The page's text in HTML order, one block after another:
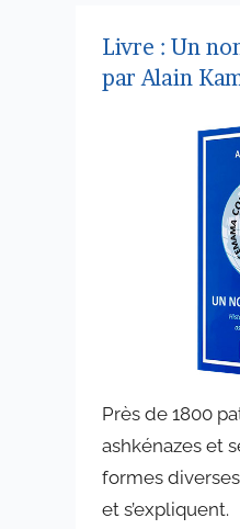
Livre : Un
par Alain
Près de 1800
ashkénazes et
formes
et s’expliquent.